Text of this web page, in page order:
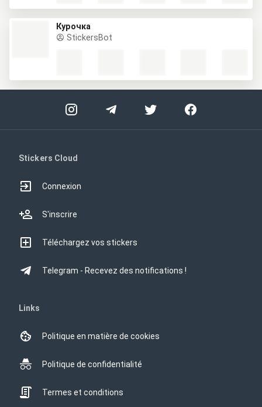
Курочка
StickersBot
Stickers Cloud
Connexion
S'inscrire
Téléchargez vos stickers
Telegram - Recevez des notifications !
Links
Politique en matière de cookies
Politique de confidentialité
Termes et conditions